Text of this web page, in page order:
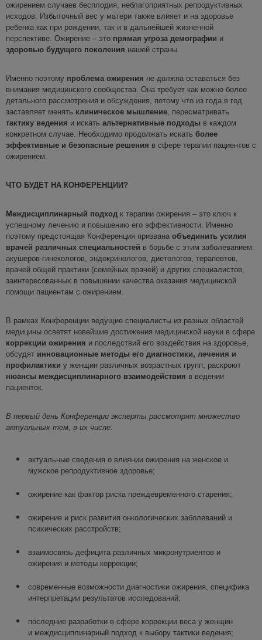
ожирением случаев бесплодия, неблагоприятных репродуктивных
исходов. Избыточный вес у матери также влияет и на здоровье
ребенка как при рождении, так и в дальнейшей жизненной
перспективе. Ожирение – это прямая угроза демографии и
здоровью будущего поколения нашей страны.
Именно поэтому проблема ожирения не должна оставаться без
внимания медицинского сообщества. Она требует как можно более
детального рассмотрения и обсуждения, потому что из года в год
заставляет менять клиническое мышление, пересматривать
тактику ведения и искать альтернативные подходы в каждом
конкретном случае. Необходимо продолжать искать более
эффективные и безопасные решения в сфере терапии пациентов с
ожирением.
ЧТО БУДЕТ НА КОНФЕРЕНЦИИ?
Междисциплинарный подход к терапии ожирения – это ключ к
успешному лечению и повышению его эффективности. Именно
поэтому предстоящая Конференция призвана объединить усилия
врачей различных специальностей в борьбе с этим заболеванием:
акушеров-гинекологов, эндокринологов, диетологов, терапевтов,
врачей общей практики (семейных врачей) и других специалистов,
заинтересованных в повышении качества оказания медицинской
помощи пациентам с ожирением.
В рамках Конференции ведущие специалисты из разных областей
медицины осветят новейшие достижения медицинской науки в сфере
коррекции ожирения и последствий его воздействия на здоровье,
обсудят инновационные методы его диагностики, лечения и
профилактики у женщин различных возрастных групп, раскроют
нюансы междисциплинарного взаимодействия в ведении
пациенток.
В первый день Конференции эксперты рассмотрят множество
актуальных тем, в их числе:
актуальные сведения о влиянии ожирения на женское и
мужское репродуктивное здоровье;
ожирение как фактор риска преждевременного старения;
ожирение и риск развития онкологических заболеваний и
психических расстройств;
взаимосвязь дефицита различных микронутриентов и
ожирения и методы коррекции;
современные возможности диагностики ожирения, специфика
интерпретации результатов исследований;
последние разработки в сфере коррекции веса у женщин
и междисциплинарный подход к выбору тактики ведения;